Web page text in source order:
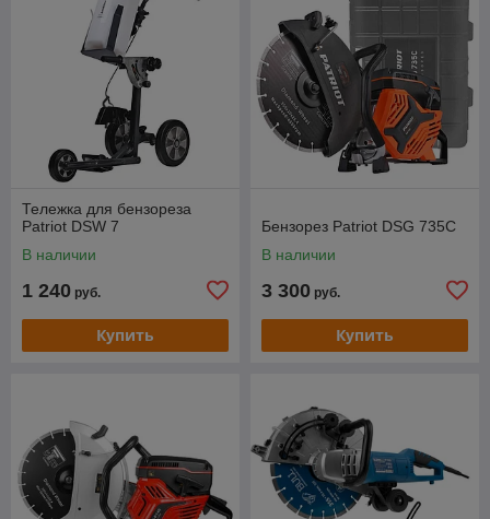
Тележка для бензореза
Patriot DSW 7
В наличии
1 240 руб.
Купить
Бензорез Patriot DSG 735C
В наличии
3 300 руб.
Купить